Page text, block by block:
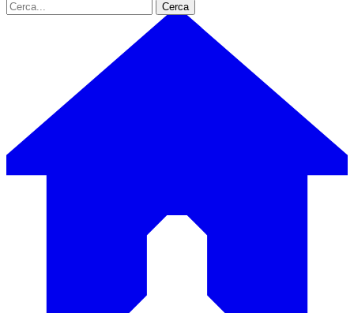
Cerca